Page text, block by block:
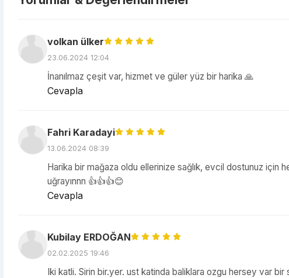
volkan ülker
23.06.2024 12:04
İnanılmaz çeşit var, hizmet ve güler yüz bir harika 🙏
Cevapla
Fahri Karadayi
13.06.2024 08:39
Harika bir mağaza oldu ellerinize sağlık, evcil dostunuz
uğrayınnn 👍👍👍😊
Cevapla
Kubilay ERDOĞAN
02.02.2025 19:46
Iki katli. Sirin bir.yer. ust katinda baliklara ozgu hersey var